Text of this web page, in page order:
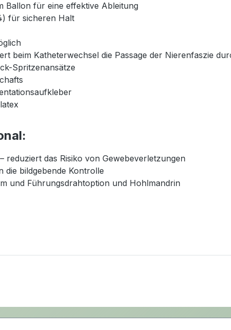
Ballon für eine effektive Ableitung
für sicheren Halt
beim Katheterwechsel die Passage der Nierenfaszie
Spritzenansätze
reduziert das Risiko von Gewebeverletzungen
die bildgebende Kontrolle
und Führungsdrahtoption und Hohlmandrin